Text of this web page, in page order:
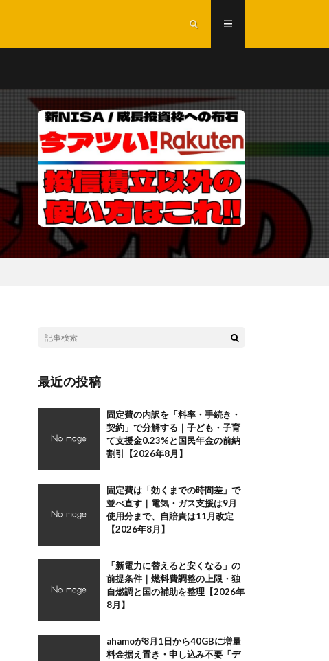
最近の投稿
固定費の内訳を「料率・手続き・
契約」で分解する｜子ども・子育
て支援金0.23%と国民年金の前納
割引【2026年8月】
固定費は「効くまでの時間差」で
並べ直す｜電気・ガス支援は9月
使用分まで、自賠責は11月改定
【2026年8月】
「新電力に替えると安くなる」の
前提条件｜燃料費調整の上限・独
自燃調と国の補助を整理【2026年
8月】
ahamoが8月1日から40GBに増量
料金据え置き・申し込み不要「デ